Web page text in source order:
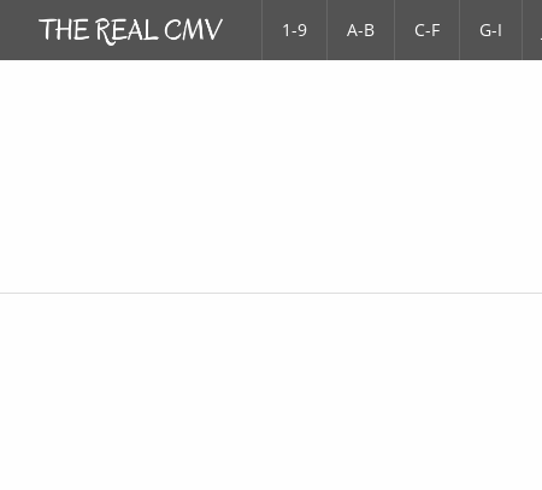
1-9 A-B C-F G-I